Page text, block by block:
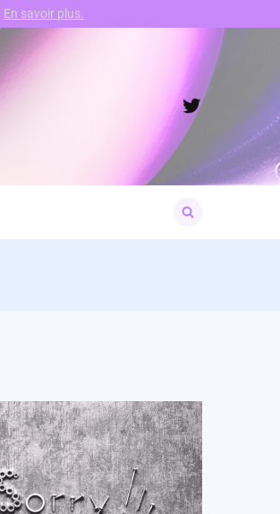
Twitter
for:
En savoir plus.